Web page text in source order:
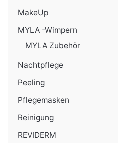
MakeUp
MYLA -Wimpern
MYLA Zubehör
Nachtpflege
Peeling
Pflegemasken
Reinigung
REVIDERM